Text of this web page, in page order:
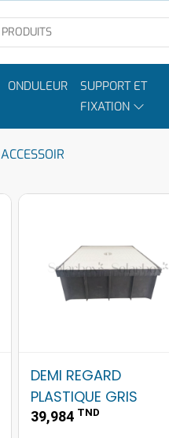
ONDULEUR
SUPPORT ET
FIXATION
ACCESSOIR
DEMI REGARD
PLASTIQUE GRIS
39,984 TND